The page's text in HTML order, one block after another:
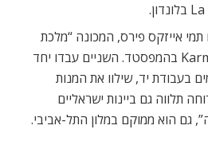
אייזקס פירס, המכונה “מלכת
החלות” ממאפיית Karma Bread בהמפסטד. השניים עבדו יחד
בעבודת יד, שילוו את המנות
תלווה גם ביינות ישראליים
גם הוא ממוקם במלון התל-אביבי.